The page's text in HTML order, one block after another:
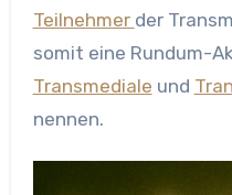
Teilnehmer der
somit eine Rundum-
Transmediale und
nennen.